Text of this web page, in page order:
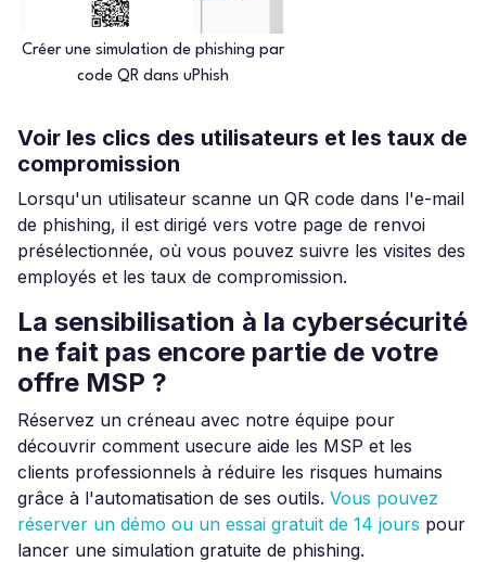
Créer une simulation de phishing par
code QR dans uPhish
Voir les clics des utilisateurs et les taux de
compromission
Lorsqu'un utilisateur scanne un QR code dans l'e-mail
de phishing, il est dirigé vers votre page de renvoi
présélectionnée, où vous pouvez suivre les visites des
employés et les taux de compromission.
La sensibilisation à la cybersécurité
ne fait pas encore partie de votre
offre MSP ?
Réservez un créneau avec notre équipe pour
découvrir comment usecure aide les MSP et les
clients professionnels à réduire les risques humains
grâce à l'automatisation de ses outils. Vous pouvez
réserver un démo ou un essai gratuit de 14 jours pour
lancer une simulation gratuite de phishing.